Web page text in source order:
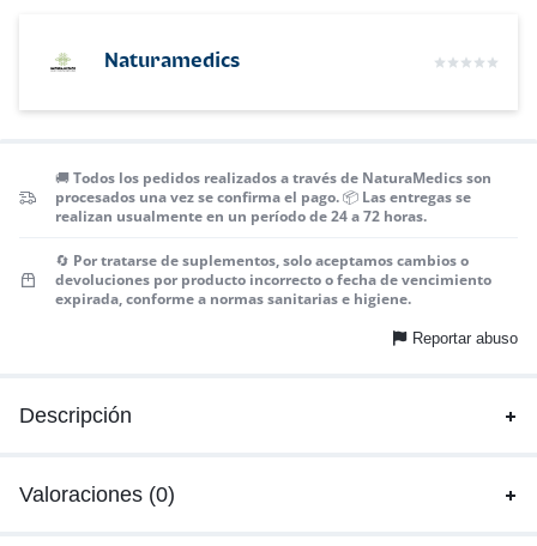
Naturamedics
🚚 Todos los pedidos realizados a través de NaturaMedics son
procesados una vez se confirma el pago. 📦 Las entregas se
realizan usualmente en un período de 24 a 72 horas.
🔄 Por tratarse de suplementos, solo aceptamos cambios o
devoluciones por producto incorrecto o fecha de vencimiento
expirada, conforme a normas sanitarias e higiene.
Reportar abuso
Descripción
Valoraciones (0)